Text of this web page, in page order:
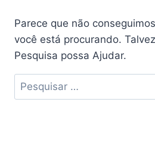
Parece que não
você está procurando.
Pesquisa possa Ajudar.
Pesquisar
por: